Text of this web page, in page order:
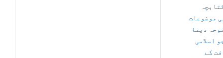
موضوعات
دیتا
اسلامی
کے